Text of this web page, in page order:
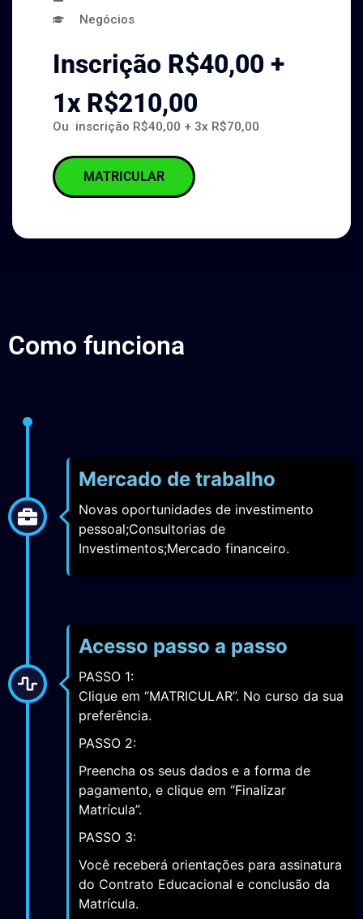
Negócios
Inscrição R$40,00 +
1x R$210,00
Ou inscrição R$40,00 + 3x R$70,00
MATRICULAR
Como funciona
Mercado de trabalho
Novas oportunidades de investimento
pessoal;Consultorias de
Investimentos;Mercado financeiro.
Acesso passo a passo
PASSO 1:
Clique em “MATRICULAR”. No curso da sua
preferência.
PASSO 2:
Preencha os seus dados e a forma de
pagamento, e clique em “Finalizar
Matrícula”.
PASSO 3:
Você receberá orientações para assinatura
do Contrato Educacional e conclusão da
Matrícula.